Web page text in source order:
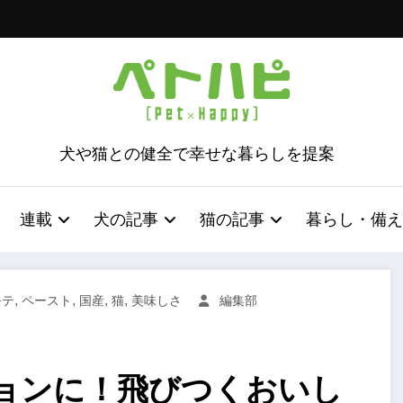
犬や猫との健全で幸せな暮らしを提案
連載 犬の記事 猫の記事 暮らし・備え
, ペースト , 国産, 猫, 美味しさ 編集部
ンに！飛びつくおいし